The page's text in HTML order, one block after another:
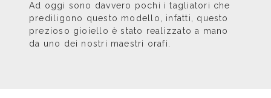
Ad oggi sono davvero pochi i tagliatori che
prediligono questo modello, infatti, questo
prezioso gioiello è stato realizzato a mano
da uno dei nostri maestri orafi.